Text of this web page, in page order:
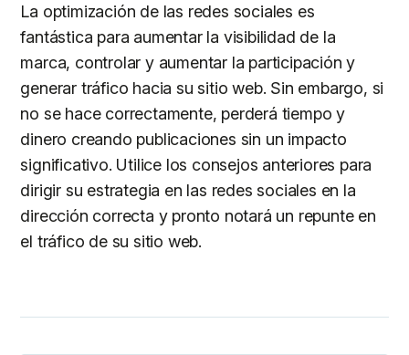
La optimización de las redes sociales es
fantástica para aumentar la visibilidad de la
marca, controlar y aumentar la participación y
generar tráfico hacia su sitio web. Sin embargo, si
no se hace correctamente, perderá tiempo y
dinero creando publicaciones sin un impacto
significativo. Utilice los consejos anteriores para
dirigir su estrategia en las redes sociales en la
dirección correcta y pronto notará un repunte en
el tráfico de su sitio web.